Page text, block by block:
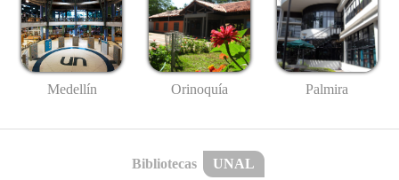
Medellín Orinoquía Palmira
Bibliotecas UNAL